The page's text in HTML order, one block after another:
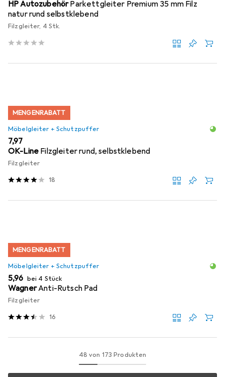
HP AutozubehörParkettgleiter Premium 35 mm Filz
natur rund selbstklebend
Filzgleiter, 4 Stk.
MENGENRABATT
Möbelgleiter + Schutzpuffer
EUR
7,97
OK-Line Filzgleiter rund, selbstklebend
Filzgleiter
18
MENGENRABATT
Möbelgleiter + Schutzpuffer
EUR
5,96 bei 4 Stück
WagnerAnti-Rutsch Pad
Filzgleiter
16
48 von 173 Produkten